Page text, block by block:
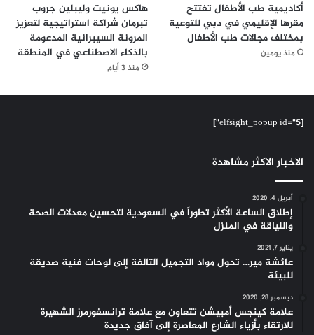
أكاديمية طب الأطفال تفتتح
مقرها الإقليمي في دبي للتوعية
بمختلف مجالات طب الأطفال
منذ يومين
هاكس يونيت وليبلين جروب
تبرمان شراكة استراتيجية لتعزيز
المرونة السيبرانية المدعومة
بالذكاء الاصطناعي في المنطقة
منذ 3 أيام
[elfsight_popup id="5"]
الاخبار الاكثر مشاهدة
أبريل 4, 2020
إطلاق الساعة الأكثر تطوراً في السعودية لتحسين معدلات الصحة
واللياقة في المنزل
يناير 7, 2021
عائشة مير… تحول مواد التجميل التالفة إلى لوحات فنية صديقة
للبيئة
ديسمبر 28, 2020
علامة كينجس أمبيشن تتعاون مع علامة ترانسفورمرز الشهيرة
للارتقاء بأزياء الشارع المعاصرة إلى آفاق جديدة